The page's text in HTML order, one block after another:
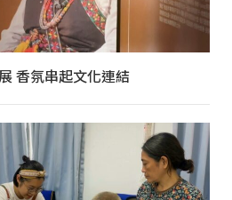
香氛串起文化連結